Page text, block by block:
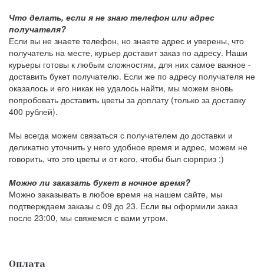
Что делать, если я не знаю телефон или адрес
получателя?
Если вы не знаете телефон, но знаете адрес и уверены, что
получатель на месте, курьер доставит заказ по адресу. Наши
курьеры готовы к любым сложностям, для них самое важное -
доставить букет получателю. Если же по адресу получателя не
оказалось и его никак не удалось найти, мы можем вновь
попробовать доставить цветы за доплату (только за доставку
400 рублей).
Мы всегда можем связаться с получателем до доставки и
деликатно уточнить у него удобное время и адрес, можем не
говорить, что это цветы и от кого, чтобы был сюрприз :)
Можно ли заказать букет в ночное время?
Можно заказывать в любое время на нашем сайте, мы
подтверждаем заказы с 09 до 23. Если вы оформили заказ
после 23:00, мы свяжемся с вами утром.
Оплата